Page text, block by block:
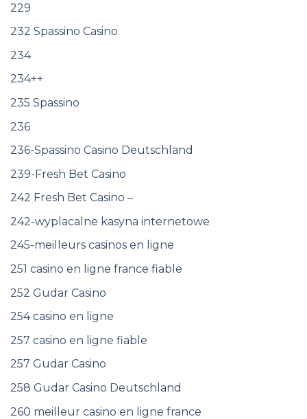
229
232 Spassino Casino
234
234++
235 Spassino
236
236-Spassino Casino Deutschland
239-Fresh Bet Casino
242 Fresh Bet Casino –
242-wyplacalne kasyna internetowe
245-meilleurs casinos en ligne
251 casino en ligne france fiable
252 Gudar Casino
254 casino en ligne
257 casino en ligne fiable
257 Gudar Casino
258 Gudar Casino Deutschland
260 meilleur casino en ligne france